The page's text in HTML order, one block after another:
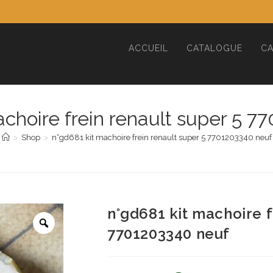
ACCUEIL CATALOGUE
frein renault super 5
> Shop > n°gd681 kit machoire frein renault super 5 7701203340 neuf
n°gd681 kit machoire
7701203340 neuf